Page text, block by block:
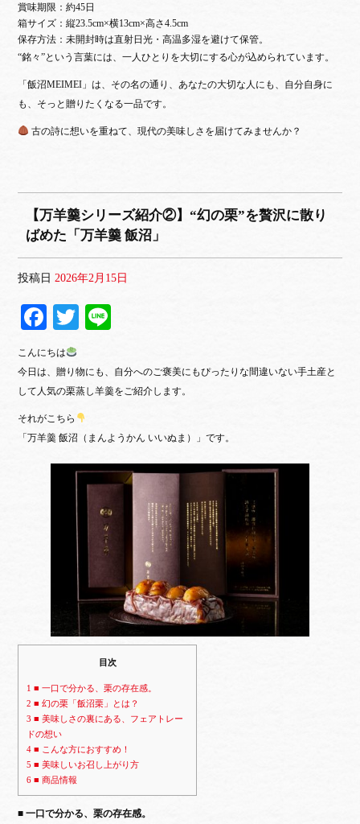
賞味期限：約45日
箱サイズ：縦23.5cm×横13cm×高さ4.5cm
保存方法：未開封時は直射日光・高温多湿を避けて保管。
“銘々”という言葉には、一人ひとりを大切にする心が込められています。
「飯沼MEIMEI」は、その名の通り、 あなたの大切な人にも、自分自身に
も、そっと贈りたくなる一品です。
古の詩に想いを重ねて、現代の美味しさを届けてみませんか？
【万羊羹シリーズ紹介②】“幻の栗”を贅沢に散り
ばめた「万羊羹 飯沼」
投稿日 2026年2月15日
Fa
ce
bo
ok
T
tte
r
こんにちは
今日は、贈り物にも、自分へのご褒美にもぴったりな間違いない手土産と
して人気の栗蒸し羊羹をご紹介します。
それがこちら
「万羊羹 飯沼（まんようかん いいぬま）」です。
目次
1 ■ 一口で分かる、栗の存在感。
2 ■ 幻の栗「飯沼栗」とは？
3 ■ 美味しさの裏にある、フェアトレー
ドの想い
4 ■ こんな方におすすめ！
5 ■ 美味しいお召し上がり方
6 ■ 商品情報
■ 一口で分かる、栗の存在感。